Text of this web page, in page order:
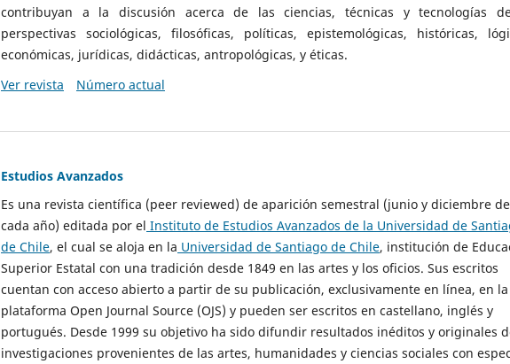
contribuyan a la discusión acerca de las ciencias, técnicas y tecnologías
perspectivas sociológicas, filosóficas, políticas, epistemológicas, históricas,
económicas, jurídicas, didácticas, antropológicas, y éticas.
Ver revista
Número actual
Estudios Avanzados
Es una revista científica (peer reviewed) de aparición semestral (junio y diciembre de
cada año) editada por el Instituto de Estudios Avanzados de la Universidad de
de Chile, el cual se aloja en la Universidad de Santiago de Chile, institución de
Superior Estatal con una tradición desde 1849 en las artes y los oficios. Sus escritos
cuentan con acceso abierto a partir de su publicación, exclusivamente en línea, en la
plataforma Open Journal Source (OJS) y pueden ser escritos en castellano, inglés y
portugués. Desde 1999 su objetivo ha sido difundir resultados inéditos y originales
investigaciones provenientes de las artes, humanidades y ciencias sociales con